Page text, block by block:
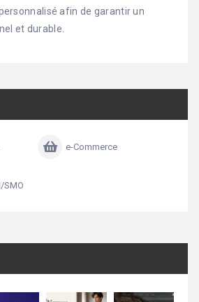
afin de garantir un
et durable.
e-Commerce
SMO